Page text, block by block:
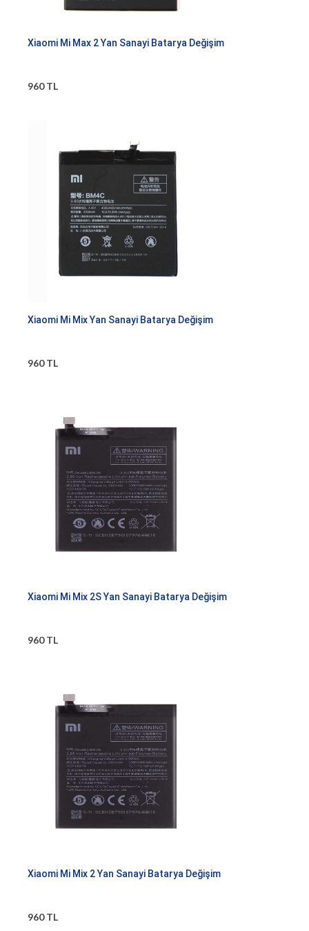
Xiaomi Mi Max 2 Yan Sanayi Batarya Değişim
960 TL
Xiaomi Mi Mix Yan Sanayi Batarya Değişim
960 TL
Xiaomi Mi Mix 2S Yan Sanayi Batarya Değişim
960 TL
Xiaomi Mi Mix 2 Yan Sanayi Batarya Değişim
960 TL